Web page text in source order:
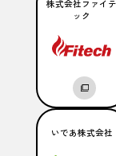
株式会社ファイテ
ック
いであ株式会社